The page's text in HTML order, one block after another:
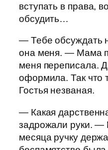
вступать в права,
обсудить…
— Тебе обсуждать
она меня. — Мама
меня переписала.
оформила. Так что
Гостья незваная.
— Какая
задрожали руки. —
месяца ручку